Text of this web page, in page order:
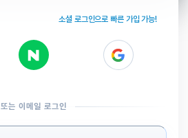
소셜 로그인으로 빠른 가입 가능!
또는 이메일 로그인